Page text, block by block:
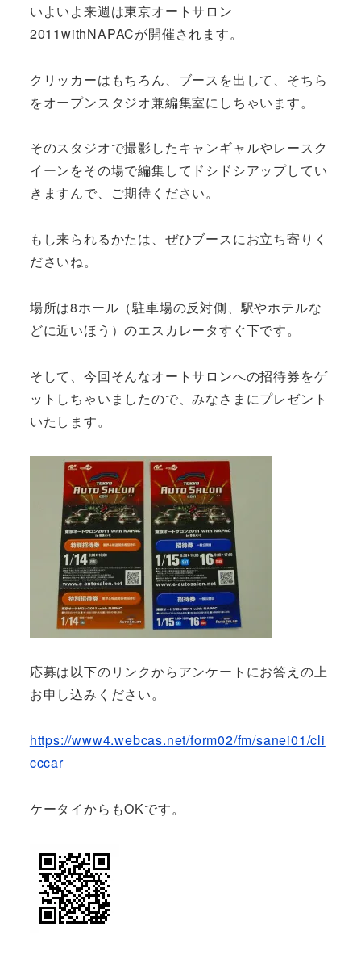
いよいよ来週は東京オートサロン
2011withNAPACが開催されます。
クリッカーはもちろん、ブースを出して、そちら
をオープンスタジオ兼編集室にしちゃいます。
そのスタジオで撮影したキャンギャルやレースク
イーンをその場で編集してドシドシアップしてい
きますんで、ご期待ください。
もし来られるかたは、ぜひブースにお立ち寄りく
ださいね。
場所は8ホール（駐車場の反対側、駅やホテルな
どに近いほう）のエスカレータすぐ下です。
そして、今回そんなオートサロンへの招待券をゲ
ットしちゃいましたので、みなさまにプレゼント
いたします。
応募は以下のリンクからアンケートにお答えの上
お申し込みください。
https://www4.webcas.net/form02/fm/sanei01/cli
cccar
ケータイからもOKです。